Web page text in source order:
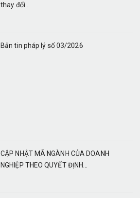
thay đổi...
Bản tin pháp lý số 03/2026
CẬP NHẬT MÃ NGÀNH CỦA DOANH
NGHIỆP THEO QUYẾT ĐỊNH...